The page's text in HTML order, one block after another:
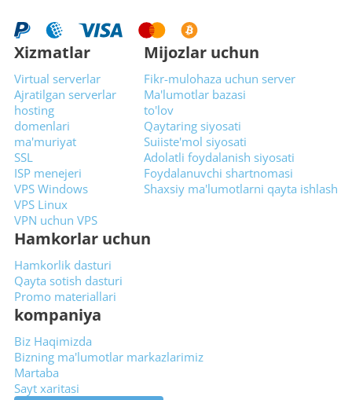
Xizmatlar
Virtual serverlar
Ajratilgan serverlar
hosting
domenlari
ma'muriyat
SSL
ISP menejeri
VPS Windows
VPS Linux
VPN uchun VPS
Mijozlar uchun
Fikr-mulohaza uchun server
Ma'lumotlar bazasi
to'lov
Qaytaring siyosati
Suiiste'mol siyosati
Adolatli foydalanish siyosati
Foydalanuvchi shartnomasi
Shaxsiy ma'lumotlarni qayta ishlash
Hamkorlar uchun
Hamkorlik dasturi
Qayta sotish dasturi
Promo materiallari
kompaniya
Biz Haqimizda
Bizning ma'lumotlar markazlarimiz
Martaba
Sayt xaritasi